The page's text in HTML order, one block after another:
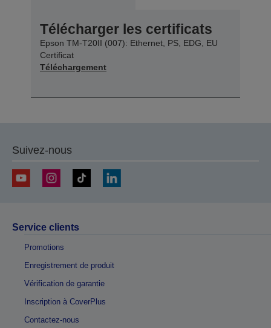
Télécharger les certificats
Epson TM-T20II (007): Ethernet, PS, EDG, EU
Certificat
Téléchargement
Suivez-nous
Service clients
Promotions
Enregistrement de produit
Vérification de garantie
Inscription à CoverPlus
Contactez-nous